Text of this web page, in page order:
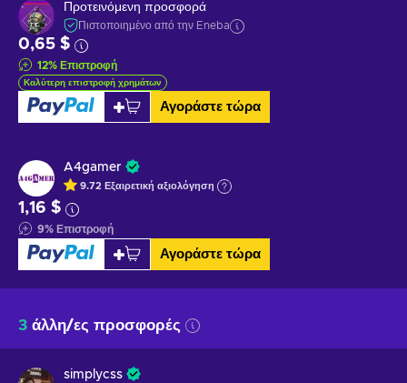
Προτεινόμενη προσφορά
Πιστοποιημένο από την Eneba
0,65 $
12% Επιστροφή
Καλύτερη επιστροφή χρημάτων
Αγοράστε τώρα
A4gamer
9.72 Εξαιρετική αξιολόγηση
1,16 $
9% Επιστροφή
Αγοράστε τώρα
3 άλλη/ες προσφορές
simplycss